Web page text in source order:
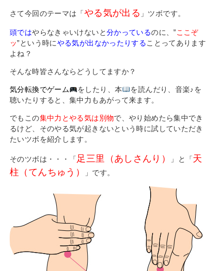
お問い合わせ
資料請求
インターネット出願
教職員採用情報
その他
個人情報の取り扱いについて
1号館総合受付：〒194-0022 東京都町田市森野1-7-8
TEL：042-729-1026 (平日8時30分〜17時30分)
さて今回のテーマは「やる気が出る 」ツボです。
頭ではやらなきゃいけないと分かっているのに、”ここぞ
ッ”という時にやる気が出なかったりする ことってあります
よね？
そんな時皆さんならどうしてますか？
気分転換でゲーム をしたり、本
を読んだり、音楽♪を
聴いたりすると、集中力もあがって来ます。
でもこの集中力とやる気は別物で、やり始めたら集中でき
るけど、そのやる気が起きないという時に試していただき
たいツボを紹介します。
そのツボは・・・「足三里（あしさんり） 」と「天
柱（てんちゅう）
」です。